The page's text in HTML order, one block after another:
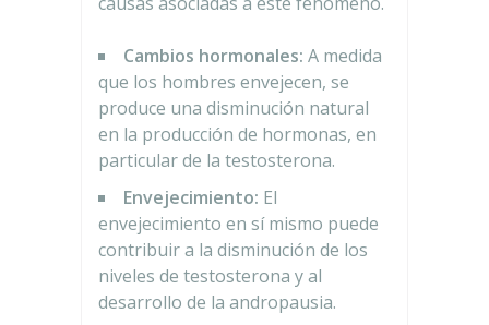
Cambios hormonales: A medida
que los hombres envejecen, se
produce una disminución natural
en la producción de hormonas, en
particular de la testosterona.
Envejecimiento: El
envejecimiento en sí mismo puede
contribuir a la disminución de los
niveles de testosterona y al
desarrollo de la andropausia.